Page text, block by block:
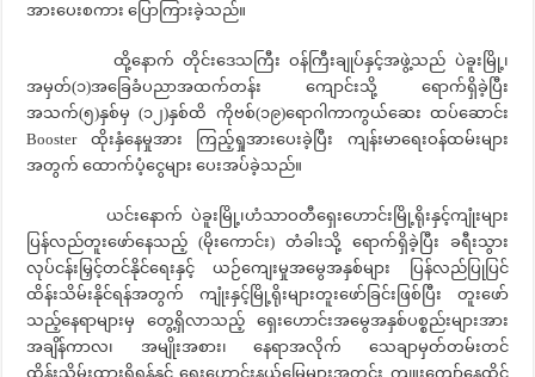
အားပေးစကား ပြောကြားခဲ့သည်။
ထို့နောက် တိုင်းဒေသကြီး ဝန်ကြီးချုပ်နှင့်အဖွဲ့သည် ပဲခူးမြို့၊
အမှတ်(၁)အခြေခံပညာအထက်တန်း ကျောင်းသို့ ရောက်ရှိခဲ့ပြီး
အသက်(၅)နှစ်မှ (၁၂)နှစ်ထိ ကိုဗစ်(၁၉)ရောဂါကာကွယ်ဆေး ထပ်ဆောင်း
Booster ထိုးနှံနေမှုအား ကြည့်ရှုအားပေးခဲ့ပြီး ကျန်းမာရေးဝန်ထမ်းများ
အတွက် ထောက်ပံ့ငွေများ ပေးအပ်ခဲ့သည်။
ယင်းနောက် ပဲခူးမြို့၊ဟံသာဝတီရှေးဟောင်းမြို့ရိုးနှင့်ကျုံးများ
ပြန်လည်တူးဖော်နေသည့် (မိုးကောင်း) တံခါးသို့ ရောက်ရှိခဲ့ပြီး ခရီးသွား
လုပ်ငန်းမြှင့်တင်နိုင်ရေးနှင့် ယဉ်ကျေးမှုအမွေအနှစ်များ ပြန်လည်ပြုပြင်
ထိန်းသိမ်းနိုင်ရန်အတွက် ကျုံးနှင့်မြို့ရိုးများတူးဖော်ခြင်းဖြစ်ပြီး တူးဖော်
သည့်နေရာများမှ တွေ့ရှိလာသည့် ရှေးဟောင်းအမွေအနှစ်ပစ္စည်းများအား
အချိန်ကာလ၊ အမျိုးအစား၊ နေရာအလိုက် သေချာမှတ်တမ်းတင်
ထိန်းသိမ်းထားရှိရန်နှင့် ရှေးဟောင်းနယ်မြေများအတွင်း ကျူးကျော်နေထိုင်